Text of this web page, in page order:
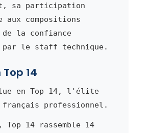
sa participation
aux compositions
de la confiance
par le staff technique.
14
en Top 14, l'élite
français professionnel.
14 rassemble 14